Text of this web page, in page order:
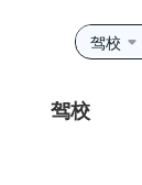
驾校
驾校